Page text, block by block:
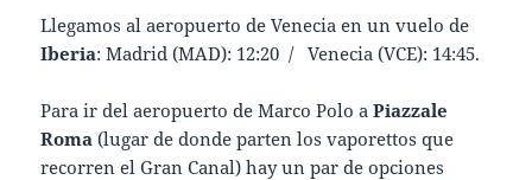
Llegamos al aeropuerto de Venecia en un vuelo de
Iberia: Madrid (MAD): 12:20 / Venecia (VCE): 14:45.
Para ir del aeropuerto de Marco Polo aPiazzale
Roma (lugar de donde parten los vaporettos que
recorren el Gran Canal) hay un par de opciones